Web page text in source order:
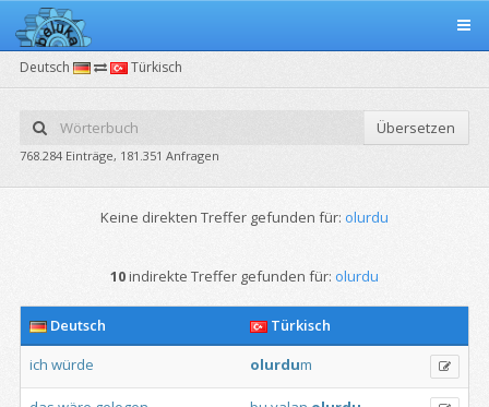
Deutsch Türkisch
Übersetzen
768.284 Einträge, 181.351 Anfragen
Keine direkten Treffer gefunden für: olurdu
10indirekte Treffer gefunden für: olurdu
Deutsch
Türkisch
ich würde olurdum